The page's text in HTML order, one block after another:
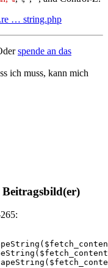
… string.php
spende an das
ich muss, kann mich